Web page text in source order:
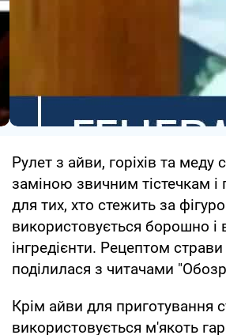
Рулет з айви, горіхів та меду
заміною звичним тістечкам і
для тих, хто стежить за
використовується борошно і
інгредієнти. Рецептом
поділилася з читачами
Крім айви для приготування
використовується м'якоть